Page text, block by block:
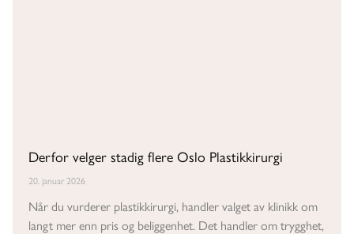
Derfor velger stadig flere Oslo Plastikkirurgi
20. januar 2026
Når du vurderer plastikkirurgi, handler valget av klinikk om
langt mer enn pris og beliggenhet. Det handler om trygghet,